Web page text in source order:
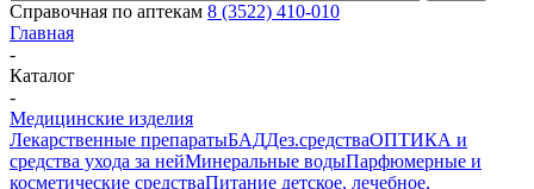
Справочная по аптекам 8 (3522) 410-010
Главная
-
Каталог
-
Медицинские изделия
Лекарственные препаратыБАДДез.средстваОПТИКА и
средства ухода за нейМинеральные водыПарфюмерные и
косметические средстваПитание детское, лечебное,